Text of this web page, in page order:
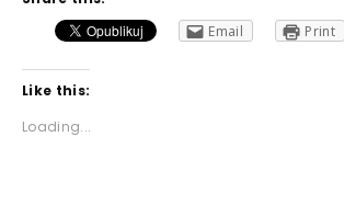
Email
Print
Like this:
Loading...